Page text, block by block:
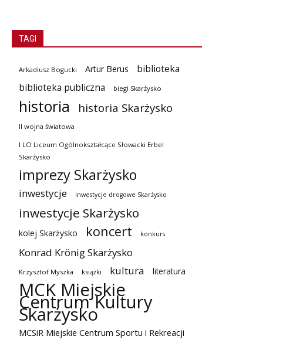
TAGI
Arkadiusz Bogucki Artur Berus
biblioteka
biblioteka publiczna
biegi Skarżysko
historia historia Skarżysko
II wojna światowa
I LO Liceum Ogólnokształcące Słowacki Erbel
Skarżysko
imprezy Skarżysko
inwestycje inwestycje drogowe Skarżysko
inwestycje Skarżysko
kolej Skarżysko koncert konkurs
Konrad Krönig Skarżysko
Krzysztof Myszka książki kultura literatura
MCK Miejskie
Centrum Kultury
Skarżysko
MCSiR Miejskie Centrum Sportu i Rekreacji